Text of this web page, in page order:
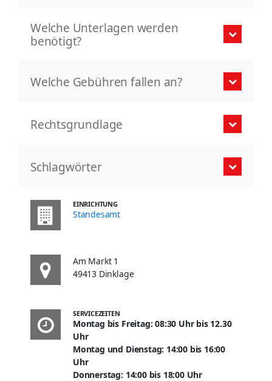
Welche Unterlagen werden
benötigt?
Welche Gebühren fallen an?
Rechtsgrundlage
Schlagwörter
EINRICHTUNG
Standesamt
Am Markt 1
49413 Dinklage
SERVICEZEITEN
Montag bis Freitag: 08:30 Uhr bis 12.30
Uhr
Montag und Dienstag: 14:00 bis 16:00
Uhr
Donnerstag: 14:00 bis 18:00 Uhr